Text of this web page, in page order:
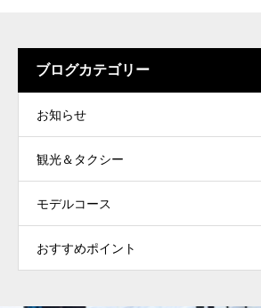
ブログカテゴリー
お知らせ
観光＆タクシー
モデルコース
おすすめポイント